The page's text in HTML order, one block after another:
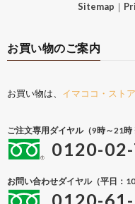
Sitemap ｜
お買い物のご案内
お買い物は、 イマココ・ストア
ご注文専用ダイヤル（9時～21時
0120-
お問い合わせダイヤル（平日：10
0120-